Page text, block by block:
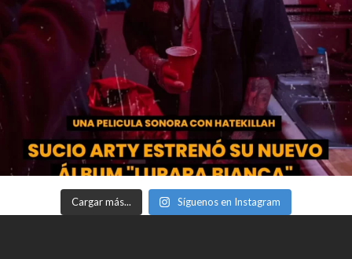
Cargar más... Síguenos en Instagram